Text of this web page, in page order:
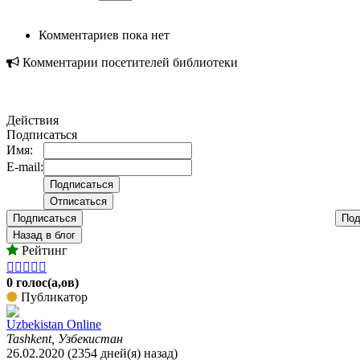
Комментариев пока нет
Комментарии посетителей библиотеки
Действия
Подписаться
Имя:
E-mail:
Подписаться
Назад в блог
Рейтинг
    
0 голос(а,ов)
Публикатор
Uzbekistan Online
Tashkent, Узбекистан
26.02.2020 (2354 дней(я) назад)